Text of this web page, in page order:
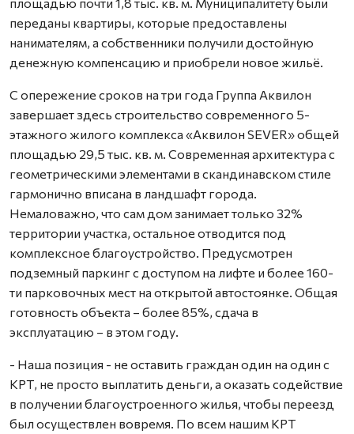
переданы квартиры, которые предоставлены
нанимателям, а собственники получили достойную
денежную компенсацию и приобрели новое жильё.
С опережение сроков на три года Группа Аквилон
завершает здесь строительство современного 5-
этажного жилого комплекса «Аквилон SEVER» общей
площадью 29,5 тыс. кв. м. Современная архитектура с
геометрическими элементами в скандинавском стиле
гармонично вписана в ландшафт города.
Немаловажно, что сам дом занимает только 32%
территории участка, остальное отводится под
комплексное благоустройство. Предусмотрен
подземный паркинг с доступом на лифте и более 160-
ти парковочных мест на открытой автостоянке. Общая
готовность объекта – более 85%, сдача в
эксплуатацию – в этом году.
- Наша позиция - не оставить граждан один на один с
КРТ, не просто выплатить деньги, а оказать содействие
в получении благоустроенного жилья, чтобы переезд
был осуществлен вовремя. По всем нашим КРТ